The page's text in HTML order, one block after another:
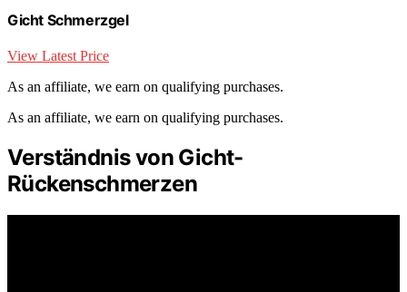
Gicht Schmerzgel
View Latest Price
As an affiliate, we earn on qualifying purchases.
As an affiliate, we earn on qualifying purchases.
Verständnis von Gicht-
Rückenschmerzen